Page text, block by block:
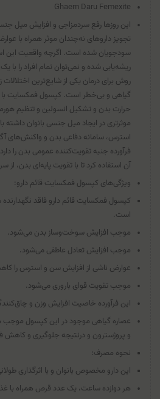
Ghaem Daru Femexite
این روزها رفع سردمزاجی و افزایش میل
تجویز داروهای نه‌چندان موثر همراه با
سودجویان شده است. اگرچه واقعیت این
ریشه‌یابی شده و نمی‌توان تمام افراد را با
روش برای درمان یکی از شایع‌ترین
گیاهی و بی‌خطر است. کپسول فمکسایت با
حرارت بدن و تشکیل انسولین و تنظیم
موثرتری در ایجاد میل جنسی بانوان
استرس، سامانه دفاعی بدن و واکنش‌های
فرآورده جنبه تقویت‌کننده عمومی بدن را
آن استفاده کرد تا با تقویت پایه‌ای بدن،
ویژگی‌های کپسول فمکسایت قائم دارو:
کپسول فمکسایت قائم دارو فاقد
است.
موجب افزایش سوخت‌وساز بدن می‌شود.
موجب افزایش تعادل عاطفی می‌شود.
عوارض ناشی از افزایش سن و استرس را
موجب تقویت قوای باروری می‌شود.
این فرآورده خاصیت افزایش وزن و
عصاره گیاهی موجود در این کپسول موجب
و پروژسترون و درنتیجه جلوگیری و
نحوه مصرف:
این دارو مخصوص بانوان و با اثرگذاری
هر دوازده ساعت، یک عدد قرص همراه با